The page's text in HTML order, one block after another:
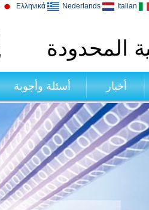
Italian
Nederlands
Ελληνικά
المحدودة
أخبار أسئلة وأجوبة